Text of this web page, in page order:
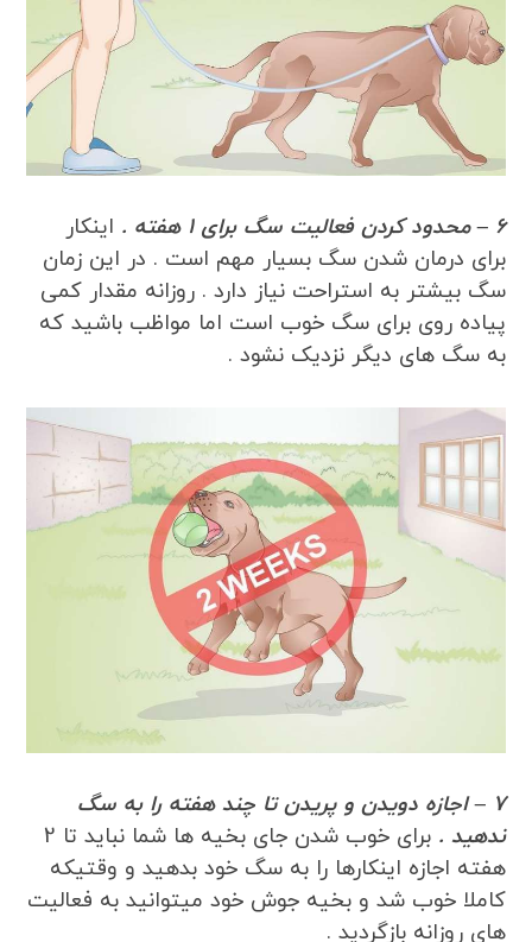
6 – محدود کردن فعالیت سگ برای 1 هفته .
اینکار
برای درمان شدن سگ بسیار مهم است . در این زمان
سگ بیشتر به استراحت نیاز دارد . روزانه مقدار کمی
پیاده روی برای سگ خوب است اما مواظب باشید که
به سگ های دیگر نزدیک نشود .
7 – اجازه دویدن و پریدن تا چند هفته را به سگ
ندهید .
برای خوب شدن جای بخیه ها شما نباید تا 2
هفته اجازه اینکارها را به سگ خود بدهید و وقتیکه
کاملا خوب شد و بخیه جوش خود میتوانید به فعالیت
های روزانه بازگردید .